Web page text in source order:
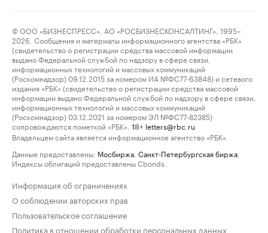
© ООО «БИЗНЕСПРЕСС», АО «РОСБИЗНЕСКОНСАЛТИНГ», 1995–
2026. Сообщения и материалы информационного агентства «РБК»
(свидетельство о регистрации средства массовой информации
выдано Федеральной службой по надзору в сфере связи,
информационных технологий и массовых коммуникаций
(Роскомнадзор) 09.12.2015 за номером ИА №ФС77-63848) и сетевого
издания «РБК» (свидетельство о регистрации средства массовой
информации выдано Федеральной службой по надзору в сфере связи,
информационных технологий и массовых коммуникаций
(Роскомнадзор) 03.12.2021 за номером ЭЛ №ФС77-82385)
сопровождаются пометкой «РБК».
18+ letters@rbc.ru
Владельцем сайта является информационное агентство «РБК».
Данные предоставлены: Мосбиржа Санкт-Петербургская биржа
Индексы облигаций предоставлены Cbonds.
Информация об ограничениях
О соблюдении авторских прав
Пользовательское соглашение
Политика в отношении обработки персональных данных